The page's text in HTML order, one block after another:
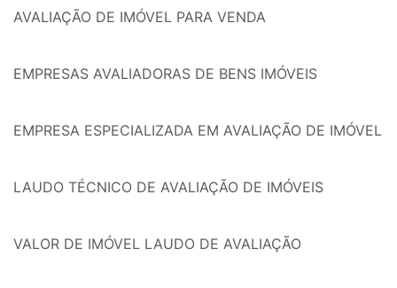
AVALIAÇÃO DE IMÓVEL PARA VENDA
EMPRESAS AVALIADORAS DE BENS IMÓVEIS
EMPRESA ESPECIALIZADA EM AVALIAÇÃO DE IMÓVEL
LAUDO TÉCNICO DE AVALIAÇÃO DE IMÓVEIS
VALOR DE IMÓVEL LAUDO DE AVALIAÇÃO